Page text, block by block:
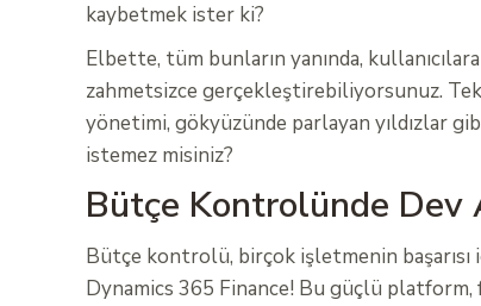
kaybetmek ister ki?
Elbette, tüm bunların yanında,
zahmetsizce gerçekleştirebiliyorsunuz.
yönetimi, gökyüzünde parlayan yıldızlar
istemez misiniz?
Bütçe Kontrolünde Dev
Bütçe kontrolü, birçok işletmenin başarısı
Dynamics 365 Finance! Bu güçlü